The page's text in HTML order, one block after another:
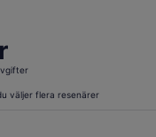
väljer flera resenärer